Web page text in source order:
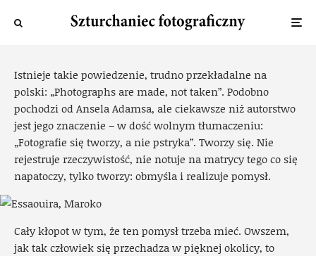
Ewa · 15 listopada 2013 · 2 widok
Istnieje takie powiedzenie, trudno przekładalne na
polski: „Photographs are made, not taken”. Podobno
pochodzi od Ansela Adamsa, ale ciekawsze niż autorstwo
jest jego znaczenie – w dość wolnym tłumaczeniu:
„Fotografie się tworzy, a nie pstryka”. Tworzy się. Nie
rejestruje rzeczywistość, nie notuje na matrycy tego co się
napatoczy, tylko tworzy: obmyśla i realizuje pomysł.
Cały kłopot w tym, że ten pomysł trzeba mieć. Owszem,
jak tak człowiek się przechadza w pięknej okolicy, to